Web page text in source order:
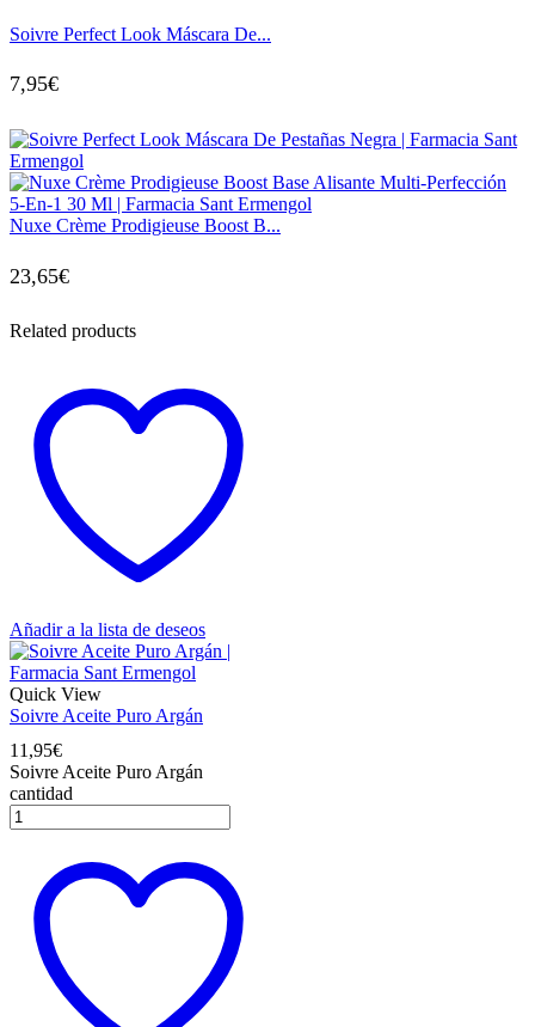
Soivre Perfect Look Máscara De...
7,95€
Nuxe Crème Prodigieuse Boost B...
23,65€
Related products
Añadir a la lista de deseos
Quick View
Soivre Aceite Puro Argán
11,95€
Soivre Aceite Puro Argán
cantidad